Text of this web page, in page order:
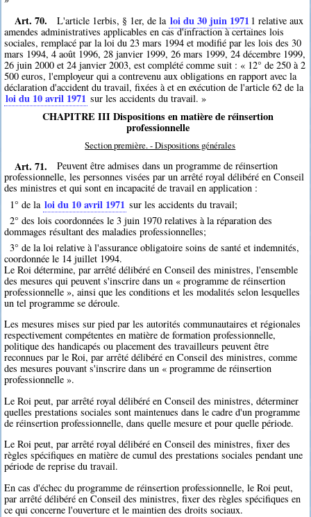
Art. 70. L'article 1erbis, § 1er, de la loi du 30 juin 1971 1 relative aux
amendes administratives applicables en cas d'infraction à certaines lois
sociales, remplacé par la loi du 23 mars 1994 et modifié par les lois des 30
mars 1994, 4 août 1996, 28 janvier 1999, 26 mars 1999, 24 décembre 1999,
26 juin 2000 et 24 janvier 2003, est complété comme suit : « 12° de 250 à 2
500 euros, l'employeur qui a contrevenu aux obligations en rapport avec la
déclaration d'accident du travail, fixées à et en exécution de l'article 62 de la
loi du 10 avril 1971 sur les accidents du travail. »
CHAPITRE III Dispositions en matière de réinsertion
professionnelle
Section première. - Dispositions générales
Art. 71.
Peuvent être admises dans un programme de réinsertion
professionnelle, les personnes visées par un arrêté royal délibéré en Conseil
des ministres et qui sont en incapacité de travail en application :
1° de la loi du 10 avril 1971 sur les accidents du travail;
2° des lois coordonnées le 3 juin 1970 relatives à la réparation des
dommages résultant des maladies professionnelles;
3° de la loi relative à l'assurance obligatoire soins de santé et indemnités,
coordonnée le 14 juillet 1994.
Le Roi détermine, par arrêté délibéré en Conseil des ministres, l'ensemble
des mesures qui peuvent s'inscrire dans un « programme de réinsertion
professionnelle », ainsi que les conditions et les modalités selon lesquelles
un tel programme se déroule.
Les mesures mises sur pied par les autorités communautaires et régionales
respectivement compétentes en matière de formation professionnelle,
politique des handicapés ou placement des travailleurs peuvent être
reconnues par le Roi, par arrêté délibéré en Conseil des ministres, comme
des mesures pouvant s'inscrire dans un « programme de réinsertion
professionnelle ».
Le Roi peut, par arrêté royal délibéré en Conseil des ministres, déterminer
quelles prestations sociales sont maintenues dans le cadre d'un programme
de réinsertion professionnelle, dans quelle mesure et pour quelle période.
Le Roi peut, par arrêté royal délibéré en Conseil des ministres, fixer des
règles spécifiques en matière de cumul des prestations sociales pendant une
période de reprise du travail.
En cas d'échec du programme de réinsertion professionnelle, le Roi peut,
par arrêté délibéré en Conseil des ministres, fixer des règles spécifiques en
ce qui concerne l'ouverture et le maintien des droits sociaux.